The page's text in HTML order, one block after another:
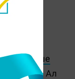
барды.
жанып
детөтенше
жасады. Ал